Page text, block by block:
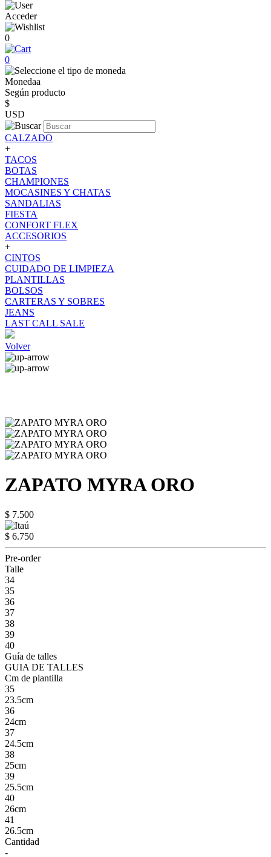
Acceder
0
0
Monedaa
Según producto
$
USD
CALZADO
+
TACOS
BOTAS
CHAMPIONES
MOCASINES Y CHATAS
SANDALIAS
FIESTA
CONFORT FLEX
ACCESORIOS
+
CINTOS
CUIDADO DE LIMPIEZA
PLANTILLAS
BOLSOS
CARTERAS Y SOBRES
JEANS
LAST CALL SALE
Volver
ZAPATO MYRA ORO
$ 7.500
$ 6.750
Pre-order
Talle
34
35
36
37
38
39
40
Guía de talles
GUIA DE TALLES
Cm de plantilla
35
23.5cm
36
24cm
37
24.5cm
38
25cm
39
25.5cm
40
26cm
41
26.5cm
Cantidad
-